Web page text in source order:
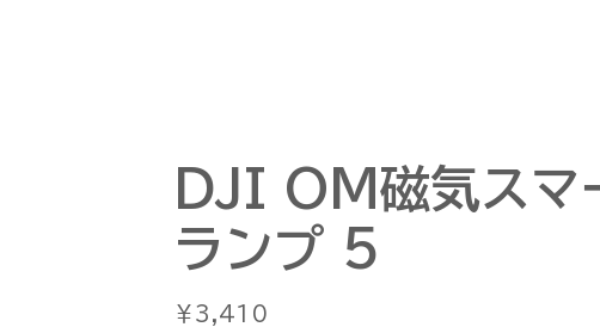
DJI OM磁気スマ
ランプ 5
格
￥3,410